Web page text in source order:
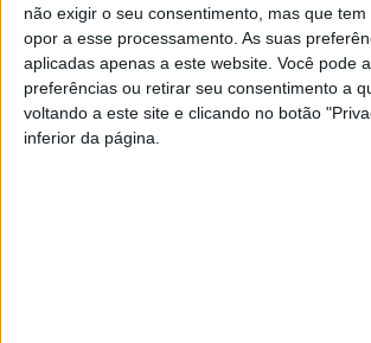
não exigir o seu consentimento, mas que
opor a esse processamento. As suas
aplicadas apenas a este website. Você pode
preferências ou retirar seu consentimento a
voltando a este site e clicando no botão
inferior da página.
FM ou emwww.968.fm.
Pub